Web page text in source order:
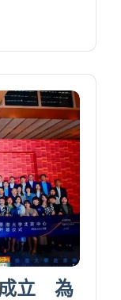
成立 為